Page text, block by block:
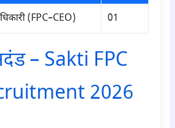
(FPC–CEO) 01
– Sakti FPC
2026